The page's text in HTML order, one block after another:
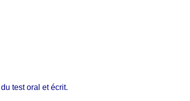
test oral et écrit.